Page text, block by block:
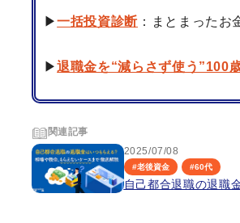
▶一括投資診断：まとまったお
▶退職金を“減らさず使う”100
関連記事
2025/07/08
#老後資金 #60代
自己都合退職の退職